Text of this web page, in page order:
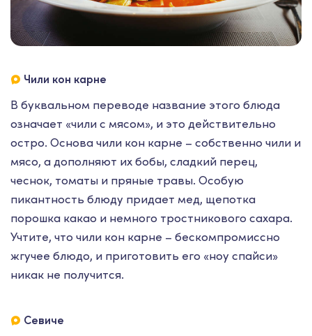
Чили кон карне
В буквальном переводе название этого блюда
означает «чили с мясом», и это действительно
остро. Основа чили кон карне – собственно чили и
мясо, а дополняют их бобы, сладкий перец,
чеснок, томаты и пряные травы. Особую
пикантность блюду придает мед, щепотка
порошка какао и немного тростникового сахара.
Учтите, что чили кон карне – бескомпромиссно
жгучее блюдо, и приготовить его «ноу спайси»
никак не получится.
Севиче